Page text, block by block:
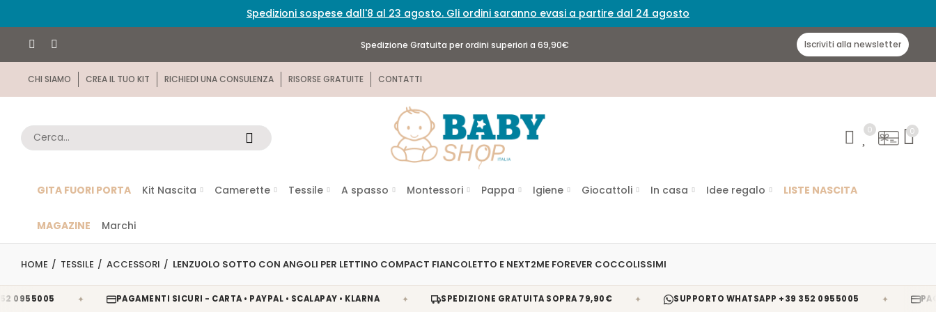
Spedizioni sospese dall'8 al 23 agosto. Gli ordini saranno evasi a partire dal 24 agosto
Spedizione Gratuita per ordini superiori a 69,90€ Iscriviti alla newsletter
CHI SIAMO CREA IL TUO KIT RICHIEDI UNA CONSULENZA RISORSE GRATUITE CONTATTI
0 0
GITA FUORI PORTA Kit Nascita Camerette Tessile A spasso Montessori Pappa Igiene Giocattoli In casa Idee regalo LISTE NASCITA
MAGAZINE Marchi
HOME TESSILE ACCESSORI LENZUOLO SOTTO CON ANGOLI PER LETTINO COMPACT FIANCOLETTO E NEXT2ME FOREVER COCCOLISSIMI
✦ PAGAMENTI SICURI - CARTA • PAYPAL • SCALAPAY • KLARNA ✦ SPEDIZIONE GRATUITA SOPRA 79,90€ ✦ SUPPORTO WHATSAPP +39 352 0955005 ✦